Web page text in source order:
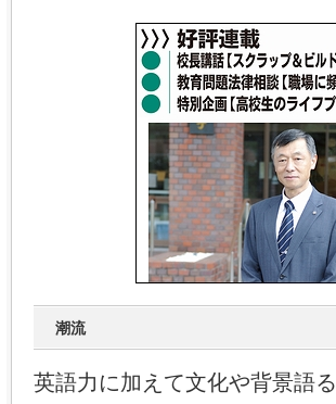
潮流
英語力に加えて文化や背景語